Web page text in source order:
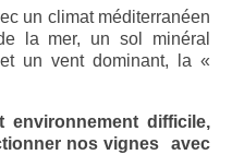
AOP Maury rouge
AOP Maury rouge
un climat méditerranéen
la mer, un sol minéral
un vent dominant, la «
environnement difficile,
nos vignes avec